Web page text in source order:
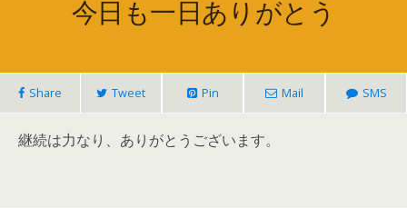
今日も一日ありがとう
Share Tweet Pin Mail SMS
継続は力なり、ありがとうございます。